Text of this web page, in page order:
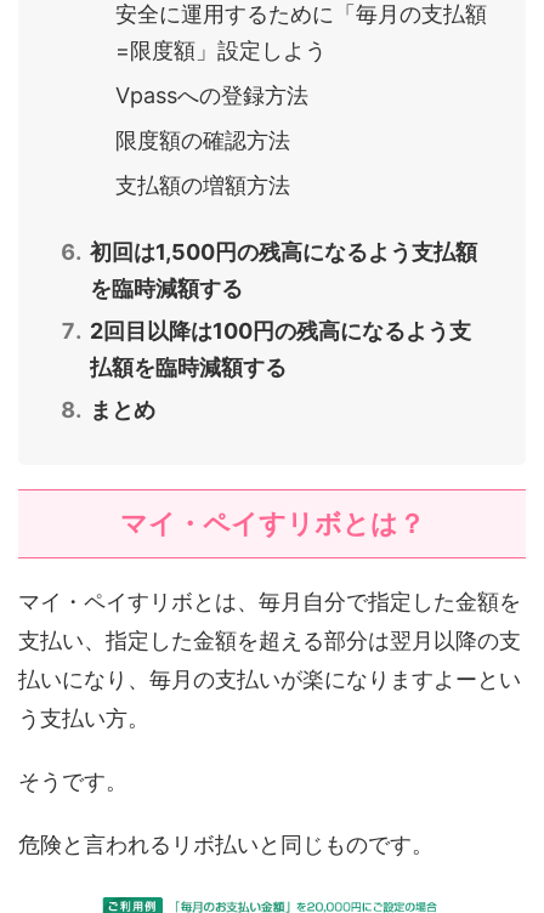
安全に運用するために「毎月の支払額
=限度額」設定しよう
Vpassへの登録方法
限度額の確認方法
支払額の増額方法
初回は1,500円の残高になるよう支払額
を臨時減額する
2回目以降は100円の残高になるよう支
払額を臨時減額する
まとめ
マイ・ペイすリボとは？
マイ・ペイすリボとは、毎月自分で指定した金額を
支払い、指定した金額を超える部分は翌月以降の支
払いになり、毎月の支払いが楽になりますよーとい
う支払い方。
そうです。
危険と言われるリボ払いと同じものです。